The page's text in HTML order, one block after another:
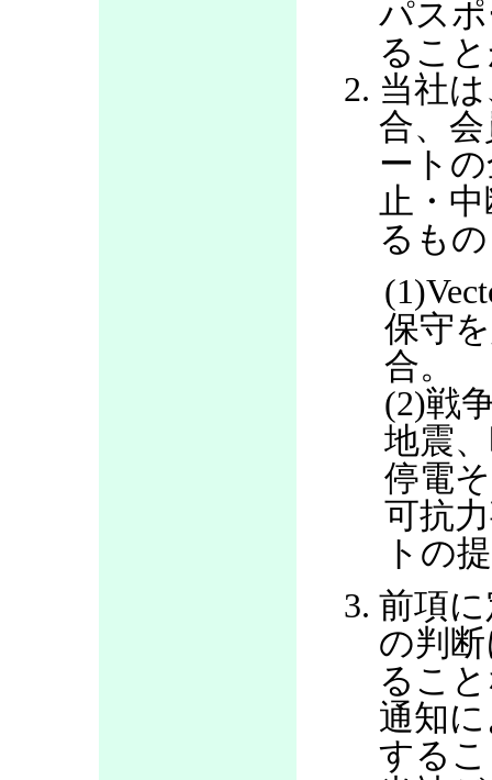
パス
るこ
当社
合、
ート
止・
るも
保守
合。
(2)戦
地震
停電
可抗
トの
前項
の判
るこ
通知
する